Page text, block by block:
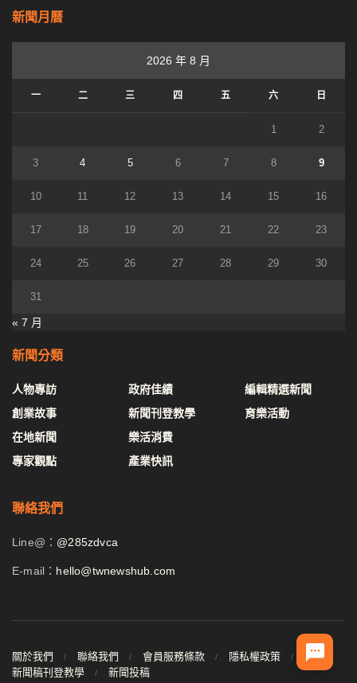
新聞月曆
2026 年 8 月
一 二 三 四 五 六 日
1 2
3 4 5 6 7 8 9
10 11 12 13 14 15 16
17 18 19 20 21 22 23
24 25 26 27 28 29 30
31
« 7 月
新聞分類
人物專訪
創業故事
在地新聞
專家觀點
政府佳績
新聞刊登教學
樂活消費
產業快訊
編輯精選新聞
育樂活動
聯絡我們
Line@： @285zdvca
E-mail： hello@twnewshub.com
關於我們 聯絡我們 會員服務條款
隱私權政策
新聞稿刊登教學
新聞投稿